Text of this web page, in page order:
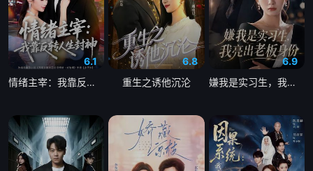
6.1
情绪主宰：我靠反转人生封神
6.8
重生之诱他沉沦
6.9
嫌我是实习生，我亮出老板身份